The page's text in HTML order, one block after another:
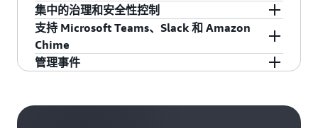
地分析和响应事件。您可以从 Microsoft Teams 和
Slack 发出 CLI 命令，以重启 Amazon Elastic
Compute Cloud (EC2) 实例，增加 Lambda 函数并
发限制，并更改 Amazon Elastic Container
Service (ECS) 的自动扩展限制。
事件响应任务。
使用 AWS Chatbot 中的 Amazon Q，在对话体验
中获得有关 AWS 相关问题的专家指导，以加速理
解 AWS 服务、解决问题并确定补救路径。
集中的治理和安全性控制
利用 AWS Organizations 中的服务控制策略
（SCP）和聊天机器人管理策略，您可以控制聊天
频道对贵组织账户的访问权限，并在全球范围内
支持 Microsoft Teams、Slack 和 Amazon
Chime
您只需单击几下，即可将 AWS Chatbot 添加到您
管理事件